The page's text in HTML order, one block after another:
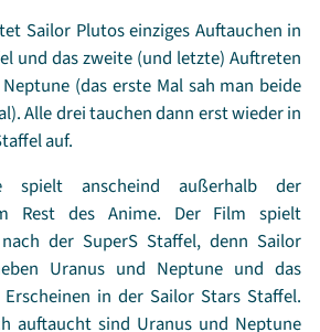
Sailor Plutos einziges Auftauchen in
und das zweite (und letzte) Auftreten
(das erste Mal sah man beide
Alle drei tauchen dann erst wieder in
auf.
spielt anscheind außerhalb der
Rest des Anime. Der Film spielt
der SuperS Staffel, denn Sailor
Uranus und Neptune und das
in der Sailor Stars Staffel.
auftaucht sind Uranus und Neptune